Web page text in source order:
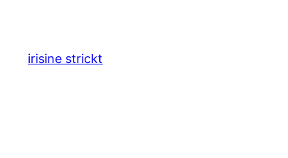
springen
irisine strickt